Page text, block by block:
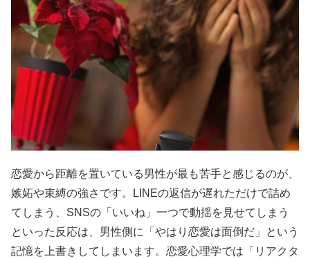
恋愛から距離を置いている男性が最も苦手と感じるのが、
嫉妬や束縛の強さです。LINEの返信が遅れただけで詰め
てしまう、SNSの「いいね」一つで動揺を見せてしまう
といった反応は、男性側に「やはり恋愛は面倒だ」という
記憶を上書きしてしまいます。恋愛心理学では「リアクタ